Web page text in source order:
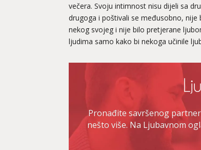
večera. Svoju intimnost nisu dijeli sa
drugoga i poštivali se međusobno, nije
nekog svojeg i nije bilo pretjerane
ljudima samo kako bi nekoga učinile
Pronađite savršenog
nešto više. Na Ljubavnom